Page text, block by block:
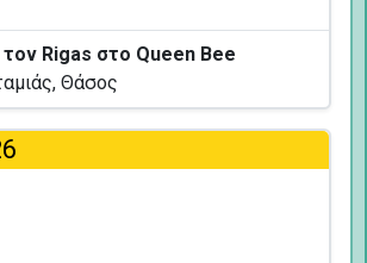
τον Rigas στο Queen Bee
Θάσος